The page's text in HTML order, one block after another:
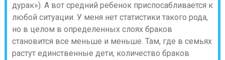
дурак»). А вот средний ребенок приспосабливается к
любой ситуации. У меня нет статистики такого рода,
но в целом в определенных слоях браков
становится все меньше и меньше. Там, где в семьях
растут единственные дети, количество браков